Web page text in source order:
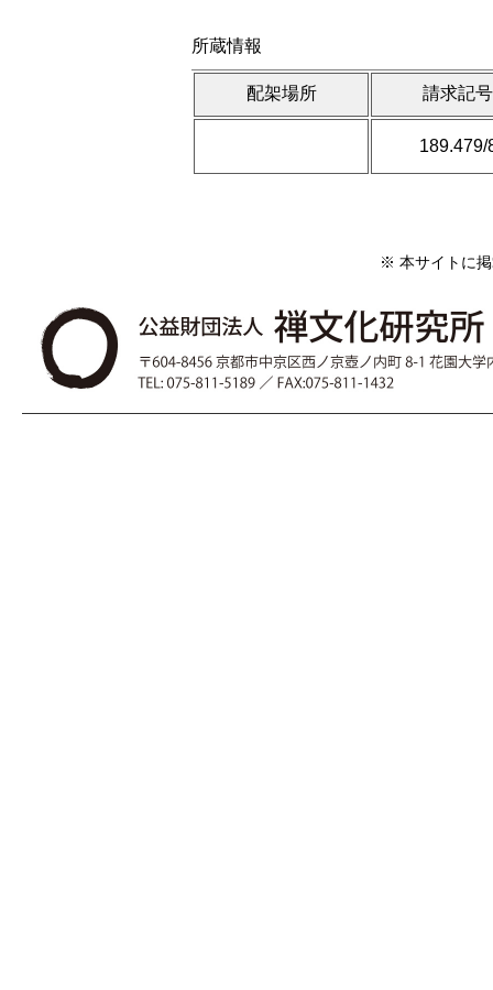
所蔵情報
配架場所 請求記号
189.479/
※ 本サイトに